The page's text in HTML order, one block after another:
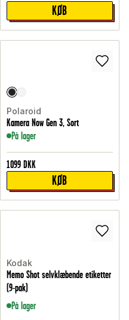
KØB
Polaroid
Kamera Now Gen 3, Sort
På lager
1099 DKK
KØB
Kodak
Memo Shot selvklæbende etiketter
(9-pak)
På lager